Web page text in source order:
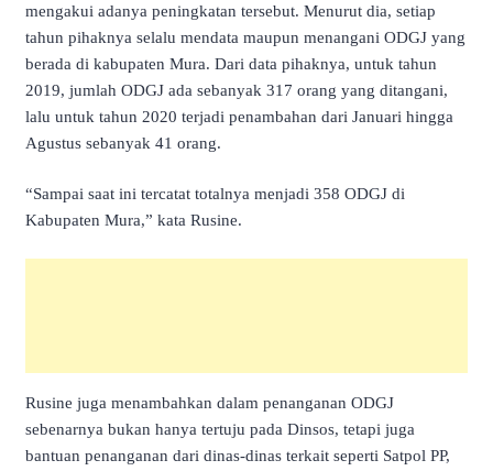
mengakui adanya peningkatan tersebut. Menurut dia, setiap
tahun pihaknya selalu mendata maupun menangani ODGJ yang
berada di kabupaten Mura. Dari data pihaknya, untuk tahun
2019, jumlah ODGJ ada sebanyak 317 orang yang ditangani,
lalu untuk tahun 2020 terjadi penambahan dari Januari hingga
Agustus sebanyak 41 orang.
“Sampai saat ini tercatat totalnya menjadi 358 ODGJ di
Kabupaten Mura,” kata Rusine.
Rusine juga menambahkan dalam penanganan ODGJ
sebenarnya bukan hanya tertuju pada Dinsos, tetapi juga
bantuan penanganan dari dinas-dinas terkait seperti Satpol PP,